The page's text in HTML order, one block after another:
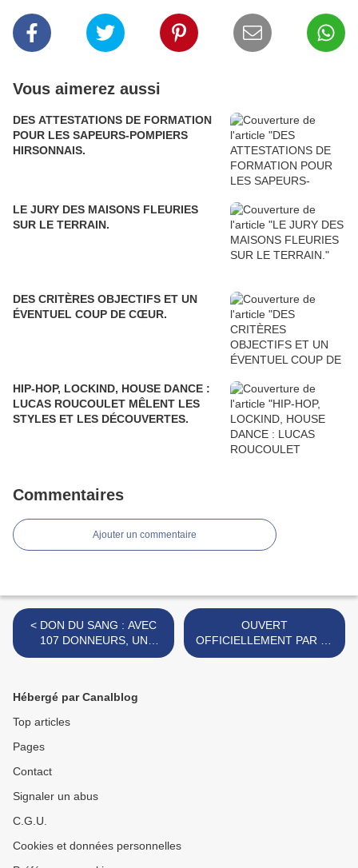
Vous aimerez aussi
DES ATTESTATIONS DE FORMATION
POUR LES SAPEURS-POMPIERS
HIRSONNAIS.
LE JURY DES MAISONS FLEURIES
SUR LE TERRAIN.
DES CRITÈRES OBJECTIFS ET UN
ÉVENTUEL COUP DE CŒUR.
HIP-HOP, LOCKIND, HOUSE DANCE :
LUCAS ROUCOULET MÊLENT LES
STYLES ET LES DÉCOUVERTES.
Commentaires
Ajouter un commentaire
< DON DU SANG : AVEC
107 DONNEURS, UN
CIVISME
OUVERT
OFFICIELLEMENT PAR LE
PRÉFET DE L’AISNE,
Hébergé par Canalblog
Top articles
Pages
Contact
Signaler un abus
C.G.U.
Cookies et données personnelles